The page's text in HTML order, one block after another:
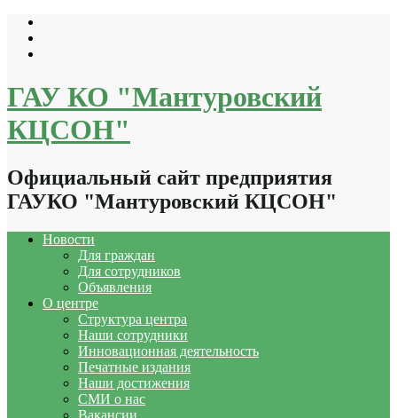
Перейти
содержимому
ГАУ КО "Мантуровский
КЦСОН"
Официальный сайт предприятия
ГАУКО "Мантуровский КЦСОН"
Новости
Для граждан
Для сотрудников
Объявления
О центре
Структура центра
Наши сотрудники
Инновационная деятельность
Печатные издания
Наши достижения
СМИ о нас
Вакансии